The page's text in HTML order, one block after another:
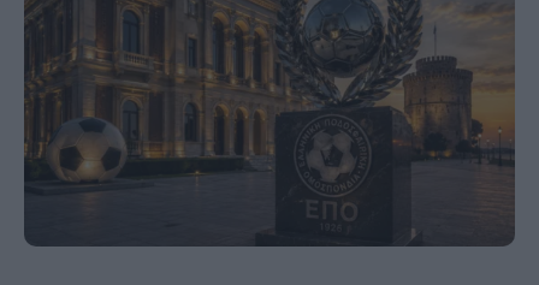
Winners
Losers
Επι-
θετικά
Rumors